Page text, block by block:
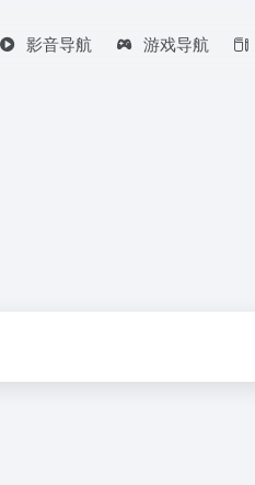
影音导航 游戏导航